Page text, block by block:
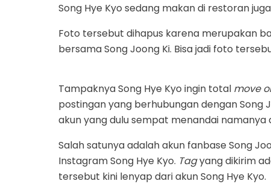
Song Hye Kyo sedang makan di restoran
Foto tersebut dihapus karena merupakan
bersama Song Joong Ki. Bisa jadi foto
Tampaknya Song Hye Kyo ingin total move
postingan yang berhubungan dengan Song
akun yang dulu sempat menandai namanya
Salah satunya adalah akun fanbase Song
Instagram Song Hye Kyo. Tagyang dikirim
tersebut kini lenyap dari akun Song Hye Kyo.